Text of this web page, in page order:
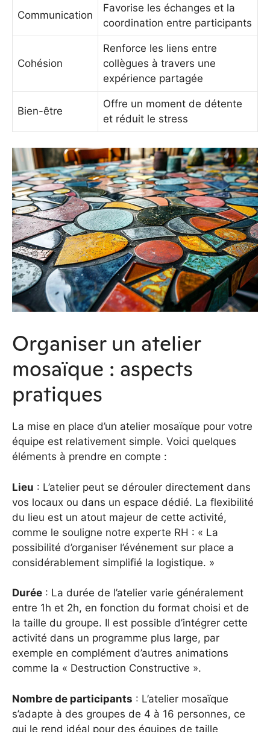
Communication
Favorise les échanges et la
coordination entre participants
Cohésion
Renforce les liens entre
collègues à travers une
expérience partagée
Bien-être
Offre un moment de détente
et réduit le stress
Organiser un atelier
mosaïque : aspects
pratiques
La mise en place d’un atelier mosaïque pour votre
équipe est relativement simple. Voici quelques
éléments à prendre en compte :
Lieu : L’atelier peut se dérouler directement dans
vos locaux ou dans un espace dédié. La flexibilité
du lieu est un atout majeur de cette activité,
comme le souligne notre experte RH : « La
possibilité d’organiser l’événement sur place a
considérablement simplifié la logistique. »
Durée : La durée de l’atelier varie généralement
entre 1h et 2h, en fonction du format choisi et de
la taille du groupe. Il est possible d’intégrer cette
activité dans un programme plus large, par
exemple en complément d’autres animations
comme la « Destruction Constructive ».
Nombre de participants : L’atelier mosaïque
s’adapte à des groupes de 4 à 16 personnes, ce
qui le rend idéal pour des équipes de taille